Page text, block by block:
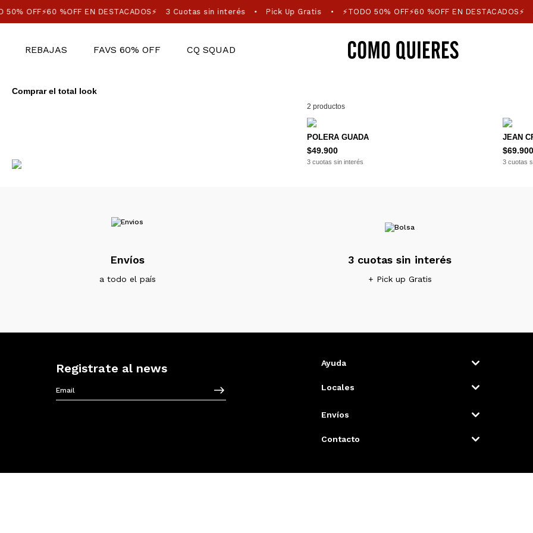
50% OFF⚡60 %OFF EN DESTACADOS⚡ 3 Cuotas sin interés • Pick Up Gratis • ⚡TODO 50% OFF⚡60 %OFF EN DESTACADOS⚡
REBAJAS FAVS 60% OFF CQ SQUAD
Comprar el total look
2 productos
POLERA GUADA
$49.900
3 cuotas sin interés
JEAN
$69.900
3 cuotas
Envíos
a todo el país
3 cuotas sin interés
+ Pick up Gratis
Registrate al news Ayuda
Locales
Envíos
Contacto